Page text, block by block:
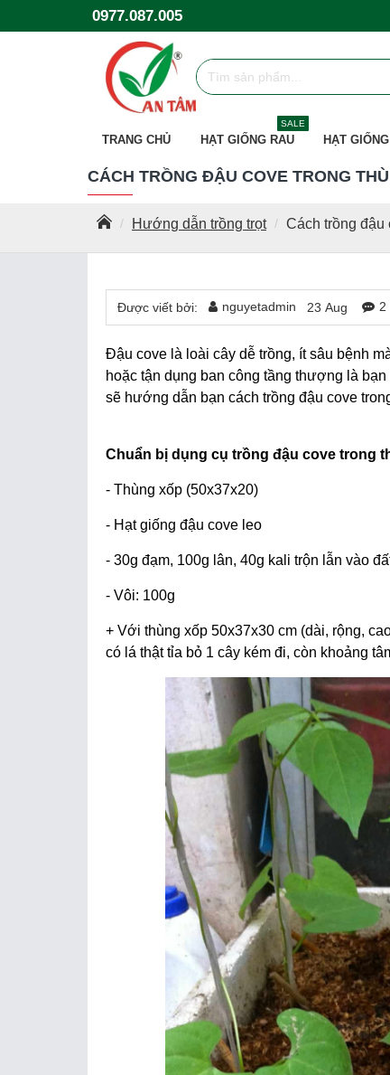
0977.087.005
TRANG CHỦ HẠT GIỐNG RAU
SALE
HẠT
Hướng dẫn trồng trọt Cách trồng đậu
CÁCH TRỒNG ĐẬU COVE TRONG
Được viết bởi: nguyetadmin 23 Aug 2
Đậu cove là loài cây dễ trồng, ít sâu bệnh
hoặc tận dụng ban công tầng thượng là
sẽ hướng dẫn bạn cách trồng đậu cove
Chuẩn bị dụng cụ trồng đậu cove trong
- Thùng xốp (50x37x20)
- Hạt giống đậu cove leo
- 30g đạm, 100g lân, 40g kali trộn lẫn vào
- Vôi: 100g
+ Với thùng xốp 50x37x30 cm (dài, rộng,
có lá thật tỉa bỏ 1 cây kém đi, còn khoảng